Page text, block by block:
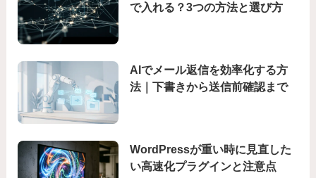
で入れる？3つの方法と選び方
AIでメール返信を効率化する方
法｜下書きから送信前確認まで
WordPressが重い時に見直した
い高速化プラグインと注意点